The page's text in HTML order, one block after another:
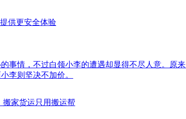
事情，不过白领小李的遭遇却显得不尽人意。
李则坚决不加价。